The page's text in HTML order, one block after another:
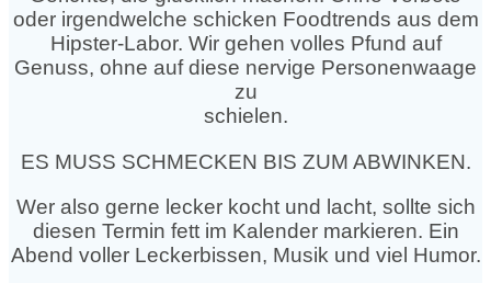
oder irgendwelche schicken Foodtrends aus dem
Hipster-Labor. Wir gehen volles Pfund auf
Genuss, ohne auf diese nervige Personenwaage
zu
schielen.
ES MUSS SCHMECKEN BIS ZUM ABWINKEN.
Wer also gerne lecker kocht und lacht, sollte sich
diesen Termin fett im Kalender markieren. Ein
Abend voller Leckerbissen, Musik und viel Humor.